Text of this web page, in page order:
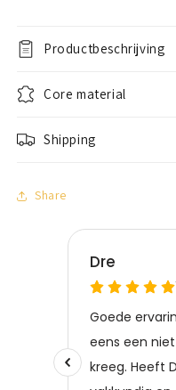
Productbeschrijving
Core material
Shipping
Share